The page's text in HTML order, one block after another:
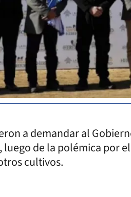
a demandar al
de la polémica por
cultivos.